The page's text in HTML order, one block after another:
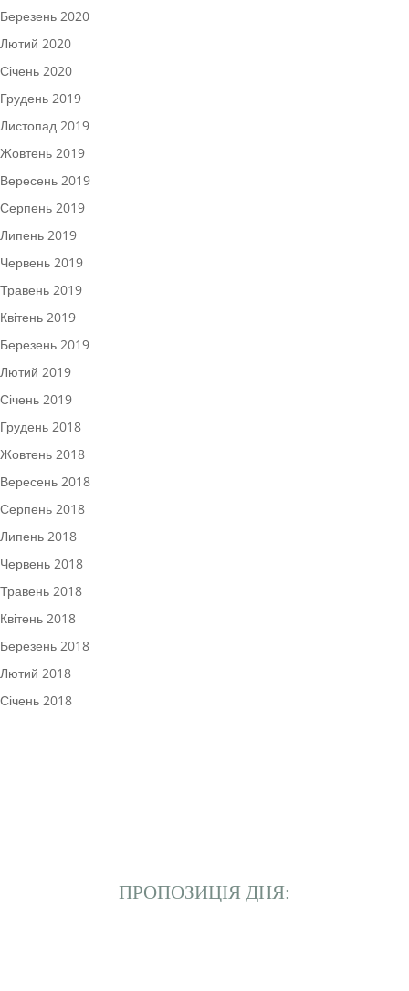
Березень 2020
Лютий 2020
Січень 2020
Грудень 2019
Листопад 2019
Жовтень 2019
Вересень 2019
Серпень 2019
Липень 2019
Червень 2019
Травень 2019
Квітень 2019
Березень 2019
Лютий 2019
Січень 2019
Грудень 2018
Жовтень 2018
Вересень 2018
Серпень 2018
Липень 2018
Червень 2018
Травень 2018
Квітень 2018
Березень 2018
Лютий 2018
Січень 2018
ПРОПОЗИЦІЯ ДНЯ: